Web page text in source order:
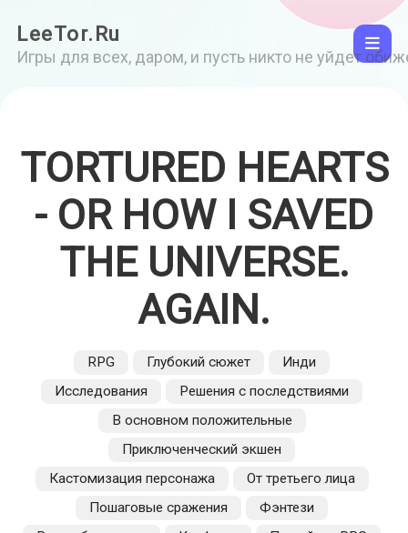
LeeTor.Ru
Игры для всех, даром, и пусть никто не уйдет
TORTURED HEARTS
- OR HOW I SAVED
THE UNIVERSE.
AGAIN.
RPG Глубокий сюжет
Инди
Исследования
Решения с последствиями
В основном положительные
Приключенческий экшен
Кастомизация персонажа
От третьего лица
Пошаговые сражения
Фэнтези